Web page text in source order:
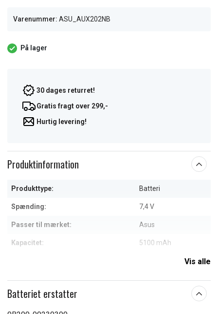
Varenummer: ASU_AUX202NB
På lager
30 dages returret!
Gratis fragt over 299,-
Hurtig levering!
Produktinformation
Produkttype: Batteri
Spænding: 7,4 V
Passer til mærket: Asus
Kapacitet: 5100 mAh
Vis alle
Batteriet erstatter